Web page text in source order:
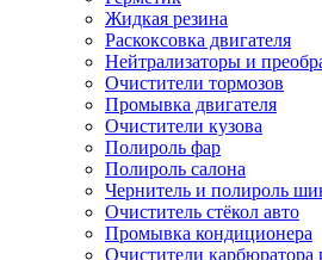
Жидкая резина
Раскоксовка двигателя
Нейтрализаторы и
Очистители тормозов
Промывка двигателя
Очистители кузова
Полироль фар
Полироль салона
Чернитель и полироль
Очиститель стёкол авто
Промывка кондиционера
Очистители карбюратора